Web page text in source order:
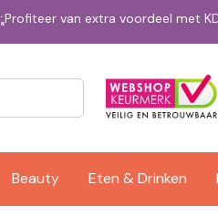
Profiteer van extra voordeel met
Beauty Eten & Drinken